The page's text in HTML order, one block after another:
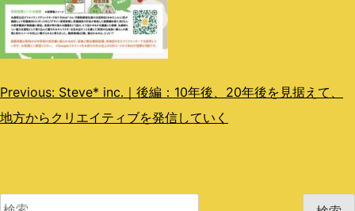
投
稿
Previous: Steve* inc.｜後編：10年後、20年後を見据えて、
地方からクリエイティブを発信していく
検